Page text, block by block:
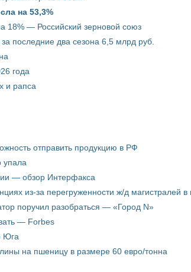
на 53,3%
18% — Российский зерновой союз
последние два сезона 6,5 млрд руб.
года
и рапса
отправить продукцию в РФ
упала
— обзор Интерфакса
из-за перегруженности ж/д магистралей в
поручил разобраться — «Город N»
— Forbes
Юга
на пшеницу в размере 60 евро/тонна